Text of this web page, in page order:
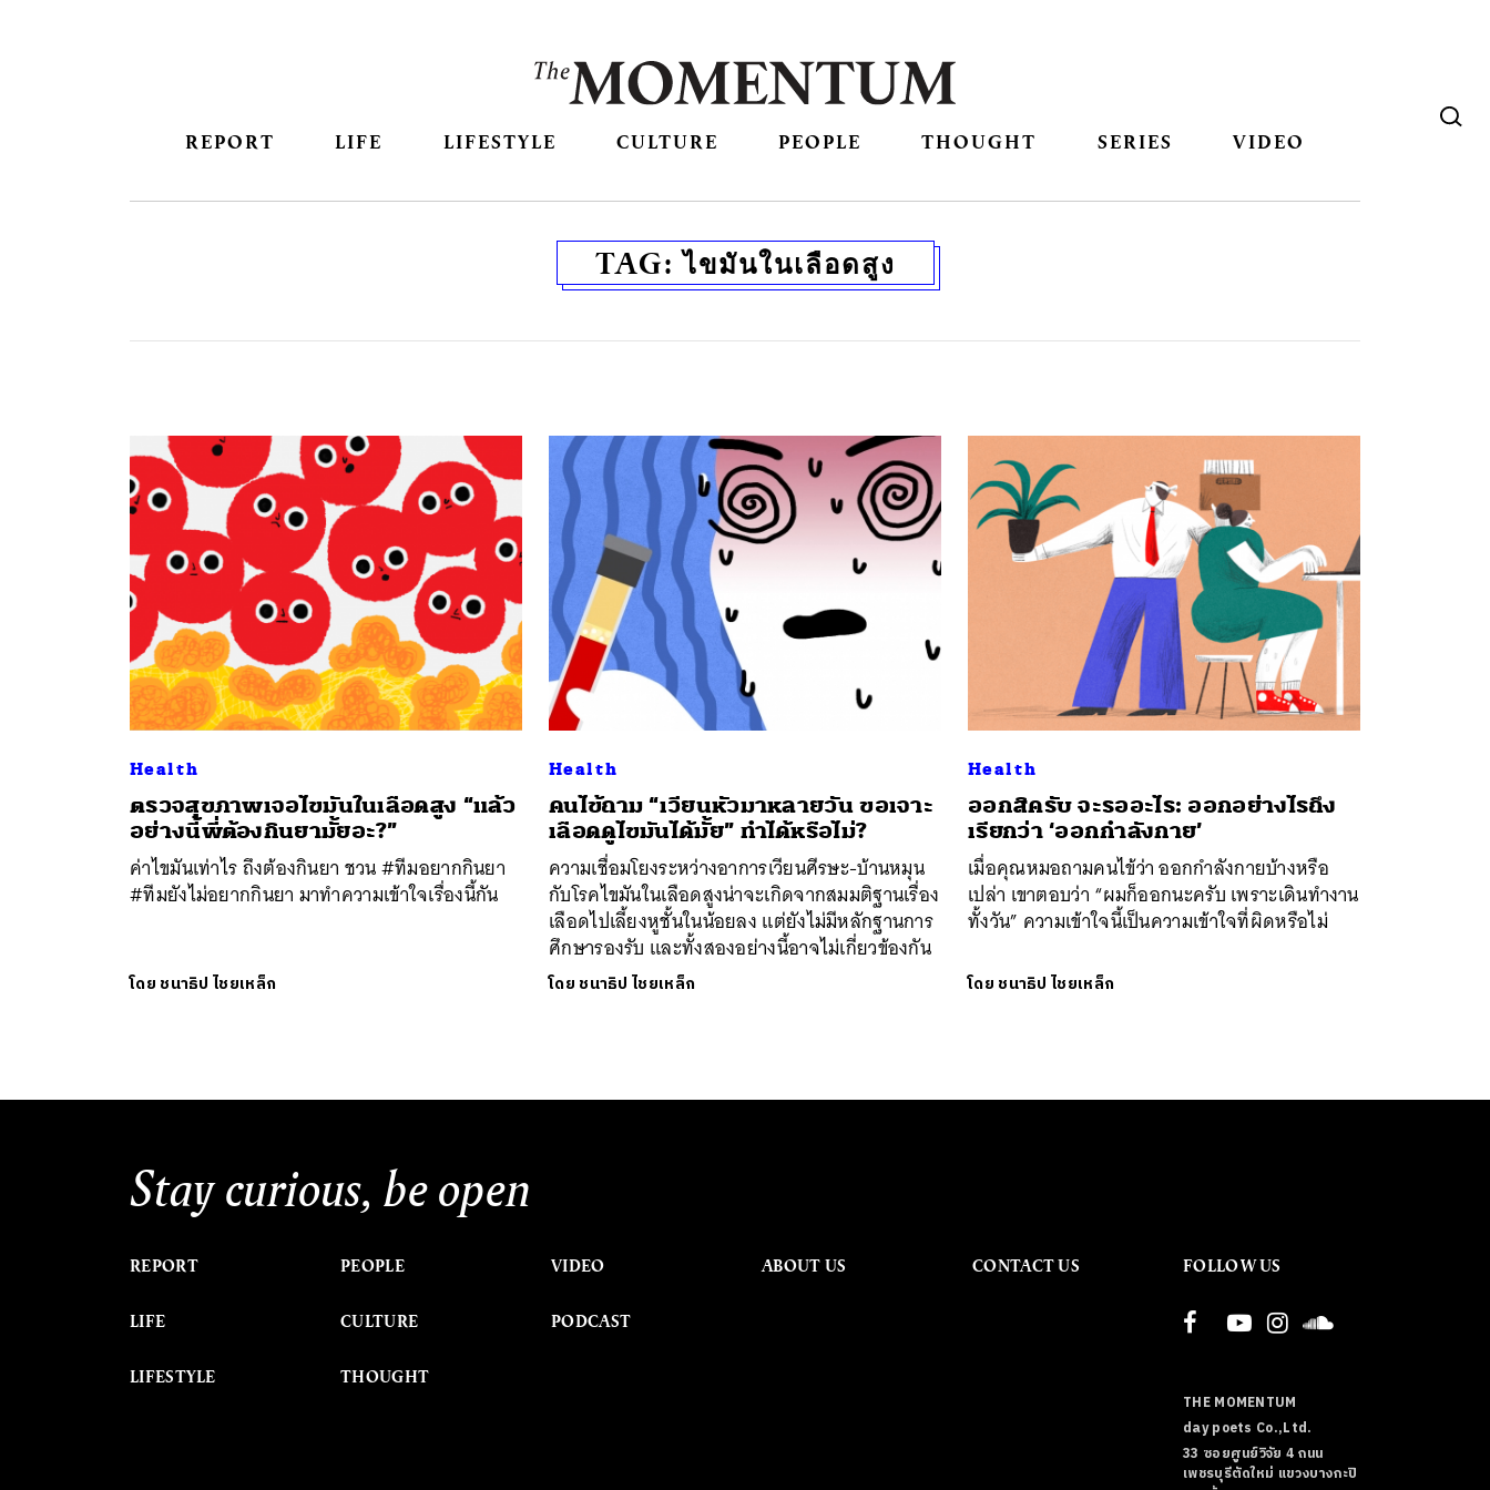
REPORT LIFE LIFESTYLE CULTURE PEOPLE THOUGHT SERIES VIDEO
TAG:ไขมันในเลือดสูง
Health
ตรวจสุขภาพเจอไขมันในเลือดสูง “แล้ว
อย่างนี้พี่ต้องกินยามั้ยอะ?”
ค่าไขมันเท่าไร ถึงต้องกินยา ชวน #ทีมอยากกินยา
#ทีมยังไม่อยากกินยา มาทำความเข้าใจเรื่องนี้กัน
โดย ชนาธิป ไชยเหล็ก
Health
คนไข้ถาม “เวียนหัวมาหลายวัน ขอเจาะ
เลือดดูไขมันได้มั้ย” ทำได้หรือไม่?
ความเชื่อมโยงระหว่างอาการเวียนศีรษะ-บ้านหมุน
กับโรคไขมันในเลือดสูงน่าจะเกิดจากสมมติฐานเรื่อง
เลือดไปเลี้ยงหูชั้นในน้อยลง แต่ยังไม่มีหลักฐานการ
ศึกษารองรับ และทั้งสองอย่างนี้อาจไม่เกี่ยวข้องกัน
โดย ชนาธิป ไชยเหล็ก
Health
ออกสิครับ จะรออะไร: ออกอย่างไรถึง
เรียกว่า ‘ออกกำลังกาย’
เมื่อคุณหมอถามคนไข้ว่า ออกกำลังกายบ้างหรือ
เปล่า เขาตอบว่า “ผมก็ออกนะครับ เพราะเดินทำงาน
ทั้งวัน” ความเข้าใจนี้เป็นความเข้าใจที่ผิดหรือไม่
โดย ชนาธิป ไชยเหล็ก
Stay curious, be open
REPORT
LIFE
LIFESTYLE
PEOPLE
CULTURE
THOUGHT
VIDEO
PODCAST
ABOUT US CONTACT US FOLLOW US
THE MOMENTUM
day poets Co.,Ltd.
33 ซอยศูนย์วิจัย 4 ถนน
เพชรบุรีตัดใหม่ แขวงบางกะปิ
ค้นหา
SHARE TWEET LINE EMAIL